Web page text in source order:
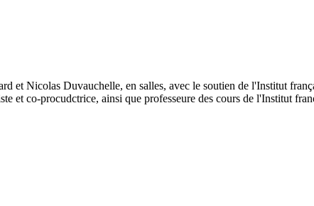
et Nicolas Duvauchelle, en salles, avec le soutien de l'Institut
et co-procudctrice, ainsi que professeure des cours de l'Institut